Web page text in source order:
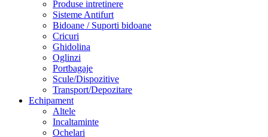
Produse intretinere
Sisteme Antifurt
Bidoane / Suporti bidoane
Cricuri
Ghidolina
Oglinzi
Portbagaje
Scule/Dispozitive
Transport/Depozitare
Echipament
Altele
Incaltaminte
Ochelari